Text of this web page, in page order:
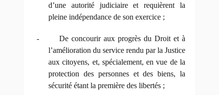
d’une autorité judiciaire et requièrent la
pleine indépendance de son exercice ;
-
De concourir aux progrès du Droit et à
l’amélioration du service rendu par la Justice
aux citoyens, et, spécialement, en vue de la
protection des personnes et des biens, la
sécurité étant la première des libertés ;